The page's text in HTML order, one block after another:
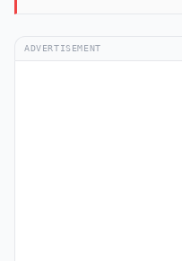
ADVERTISEMENT